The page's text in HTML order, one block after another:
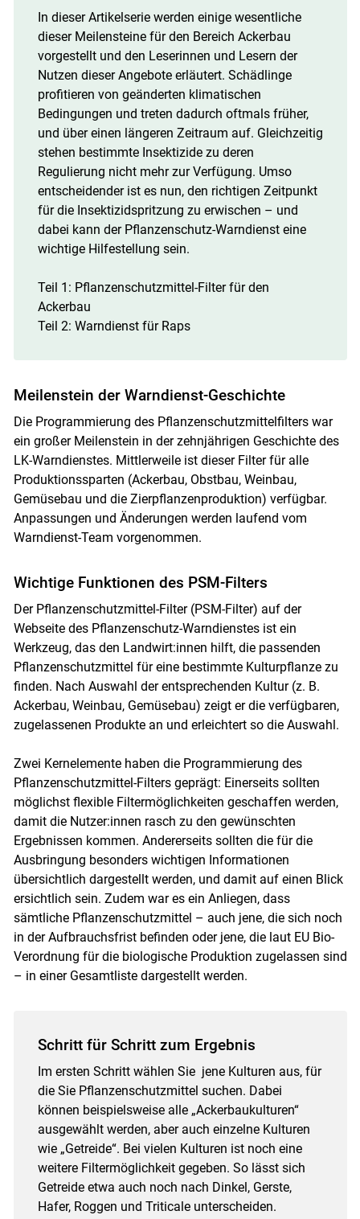
In dieser Artikelserie werden einige wesentliche
dieser Meilensteine für den Bereich Ackerbau
vorgestellt und den Leserinnen und Lesern der
Nutzen dieser Angebote erläutert. Schädlinge
profitieren von geänderten klimatischen
Bedingungen und treten dadurch oftmals früher,
und über einen längeren Zeitraum auf. Gleichzeitig
stehen bestimmte Insektizide zu deren
Regulierung nicht mehr zur Verfügung. Umso
entscheidender ist es nun, den richtigen Zeitpunkt
für die Insektizidspritzung zu erwischen – und
dabei kann der Pflanzenschutz-Warndienst eine
wichtige Hilfestellung sein.
Teil 1: Pflanzenschutzmittel-Filter für den
Ackerbau
Teil 2: Warndienst für Raps
Meilenstein der Warndienst-Geschichte
Die Programmierung des Pflanzenschutzmittelfilters war
ein großer Meilenstein in der zehnjährigen Geschichte des
LK-Warndienstes. Mittlerweile ist dieser Filter für alle
Produktionssparten (Ackerbau, Obstbau, Weinbau,
Gemüsebau und die Zierpflanzenproduktion) verfügbar.
Anpassungen und Änderungen werden laufend vom
Warndienst-Team vorgenommen.
Wichtige Funktionen des PSM-Filters
Der Pflanzenschutzmittel-Filter (PSM-Filter) auf der
Webseite des Pflanzenschutz-Warndienstes ist ein
Werkzeug, das den Landwirt:innen hilft, die passenden
Pflanzenschutzmittel für eine bestimmte Kulturpflanze zu
finden. Nach Auswahl der entsprechenden Kultur (z. B.
Ackerbau, Weinbau, Gemüsebau) zeigt er die verfügbaren,
zugelassenen Produkte an und erleichtert so die Auswahl.
Zwei Kernelemente haben die Programmierung des
Pflanzenschutzmittel-Filters geprägt: Einerseits sollten
möglichst flexible Filtermöglichkeiten geschaffen werden,
damit die Nutzer:innen rasch zu den gewünschten
Ergebnissen kommen. Andererseits sollten die für die
Ausbringung besonders wichtigen Informationen
übersichtlich dargestellt werden, und damit auf einen Blick
ersichtlich sein. Zudem war es ein Anliegen, dass
sämtliche Pflanzenschutzmittel – auch jene, die sich noch
in der Aufbrauchsfrist befinden oder jene, die laut EU Bio-
Verordnung für die biologische Produktion zugelassen sind
– in einer Gesamtliste dargestellt werden.
Schritt für Schritt zum Ergebnis
Im ersten Schritt wählen Sie jene Kulturen aus, für
die Sie Pflanzenschutzmittel suchen. Dabei
können beispielsweise alle „Ackerbaukulturen“
ausgewählt werden, aber auch einzelne Kulturen
wie „Getreide“. Bei vielen Kulturen ist noch eine
weitere Filtermöglichkeit gegeben. So lässt sich
Getreide etwa auch noch nach Dinkel, Gerste,
Hafer, Roggen und Triticale unterscheiden.